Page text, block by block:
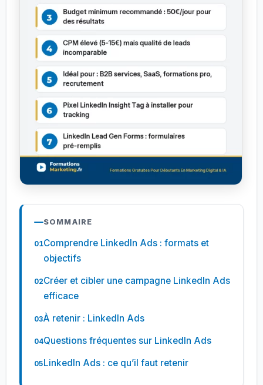
SOMMAIRE
Comprendre LinkedIn Ads : formats et
objectifs
Créer et cibler une campagne LinkedIn Ads
efficace
À retenir : LinkedIn Ads
Questions fréquentes sur LinkedIn Ads
LinkedIn Ads : ce qu’il faut retenir